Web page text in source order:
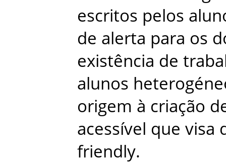
escritos pelos
de alerta para os
existência de
alunos
origem à criação
acessível que visa
friendly.